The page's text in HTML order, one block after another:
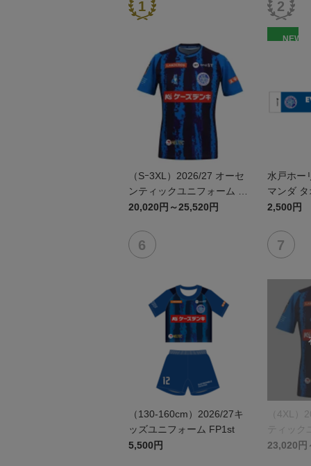
（Sｰ3XL）2026/27 オーセ
ンティックユニフォーム F
P 1st
20,020円～25,520円
NEW
水戸ホ
マンダ
2,500円
（130-160cm）2026/27キ
ッズユニフォーム FP1st
5,500円
（4XL）
ティック
st
23,020円